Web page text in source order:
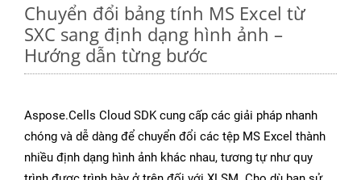
Chuyển đổi bảng tính MS Excel từ
SXC sang định dạng hình ảnh –
Hướng dẫn từng bước
Aspose.Cells Cloud SDK cung cấp các giải pháp nhanh
chóng và dễ dàng để chuyển đổi các tệp MS Excel thành
nhiều định dạng hình ảnh khác nhau, tương tự như quy